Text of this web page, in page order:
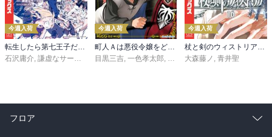
今週入荷
石沢庸介 謙虚なサークル メル。
今週入荷
目黒三吉 一色孝太郎 Parum
今週入荷
大森藤ノ 青井聖
フロア